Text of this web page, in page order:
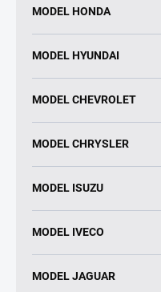
MODEL HONDA
MODEL HYUNDAI
MODEL CHEVROLET
MODEL CHRYSLER
MODEL ISUZU
MODEL IVECO
MODEL JAGUAR